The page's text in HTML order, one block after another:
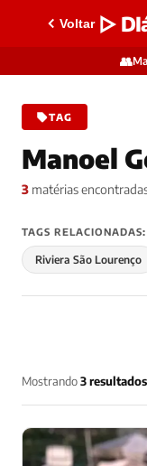
Voltar ▷
👥
TAG
Manoel
3 matérias
TAGS RELACIONADAS:
Riviera São Lourenço
Mostrando3 resultados